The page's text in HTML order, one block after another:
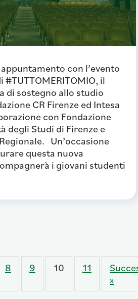
con l’evento
il
di sostegno allo studio
CR Firenze ed Intesa
con Fondazione
degli Studi di Firenze e
Un’occasione
questa nuova
i giovani studenti
8 9 10 11
»